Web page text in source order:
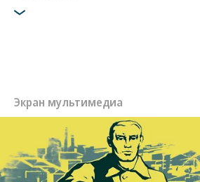
Экран мультимедиа